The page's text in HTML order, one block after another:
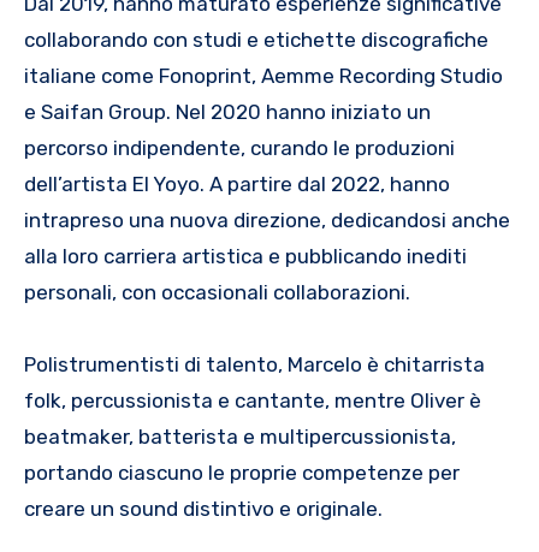
collaborando con studi e etichette discografiche
italiane come Fonoprint, Aemme Recording Studio
e Saifan Group. Nel 2020 hanno iniziato un
percorso indipendente, curando le produzioni
dell’artista El Yoyo. A partire dal 2022, hanno
intrapreso una nuova direzione, dedicandosi anche
alla loro carriera artistica e pubblicando inediti
personali, con occasionali collaborazioni.
Polistrumentisti di talento, Marcelo è chitarrista
folk, percussionista e cantante, mentre Oliver è
beatmaker, batterista e multipercussionista,
portando ciascuno le proprie competenze per
creare un sound distintivo e originale.